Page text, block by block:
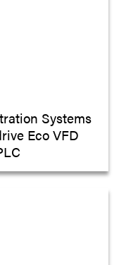
Systems
Eco VFD